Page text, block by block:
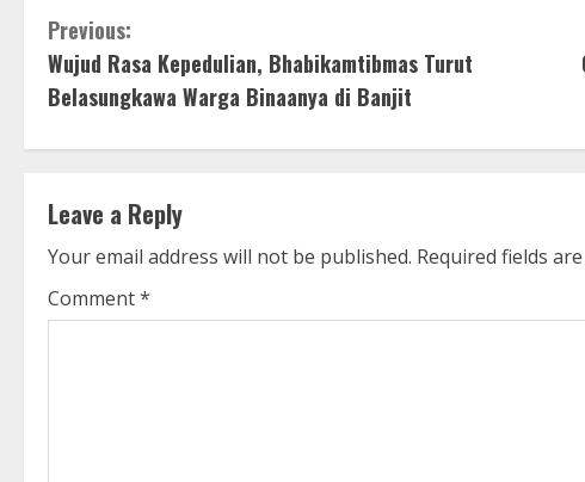
C
o
n
i
n
u
Previous:
Wujud Rasa Kepedulian, Bhabikamtibmas Turut
Belasungkawa Warga Binaanya di Banjit
Leave a Reply
Your email address will not be published. Required fields
Comment*